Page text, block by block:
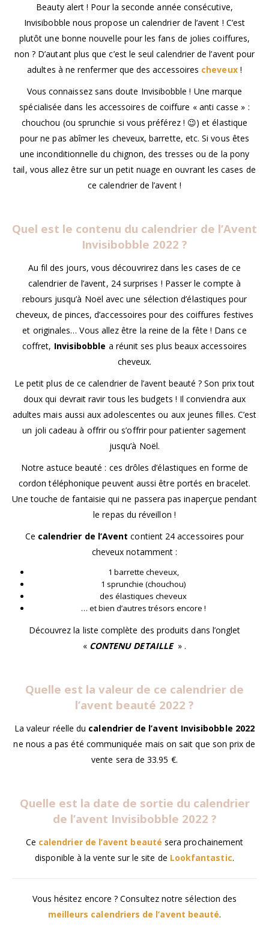
Beauty alert ! Pour la seconde année consécutive,
Invisibobble nous propose un calendrier de l’avent ! C’est
plutôt une bonne nouvelle pour les fans de jolies coiffures,
non ? D’autant plus que c’est le seul calendrier de l’avent pour
adultes à ne renfermer que des accessoires cheveux!
Vous connaissez sans doute Invisibobble ! Une marque
spécialisée dans les accessoires de coiffure « anti casse » :
chouchou (ou sprunchie si vous préférez ! 😉) et élastique
pour ne pas abîmer les cheveux, barrette, etc. Si vous êtes
une inconditionnelle du chignon, des tresses ou de la pony
tail, vous allez être sur un petit nuage en ouvrant les cases de
ce calendrier de l’avent !
Quel est le contenu du calendrier de l’Avent
Invisibobble 2022 ?
Au fil des jours, vous découvrirez dans les cases de ce
calendrier de l’avent, 24 surprises ! Passer le compte à
rebours jusqu’à Noël avec une sélection d’élastiques pour
cheveux, de pinces, d’accessoires pour des coiffures festives
et originales… Vous allez être la reine de la fête ! Dans ce
coffret, Invisibobble a réunit ses plus beaux accessoires
cheveux.
Le petit plus de ce calendrier de l’avent beauté ? Son prix tout
doux qui devrait ravir tous les budgets ! Il conviendra aux
adultes mais aussi aux adolescentes ou aux jeunes filles. C’est
un joli cadeau à offrir ou s’offrir pour patienter sagement
jusqu’à Noël.
Notre astuce beauté : ces drôles d’élastiques en forme de
cordon téléphonique peuvent aussi être portés en bracelet.
Une touche de fantaisie qui ne passera pas inaperçue pendant
le repas du réveillon !
Ce calendrier de l’Aventcontient 24 accessoires pour
cheveux notamment :
1 barrette cheveux,
1 sprunchie (chouchou)
des élastiques cheveux
… et bien d’autres trésors encore !
Découvrez la liste complète des produits dans l’onglet
« CONTENU DETAILLE » .
Quelle est la valeur de ce calendrier de
l’avent beauté 2022 ?
La valeur réelle du calendrier de l’avent Invisibobble 2022
ne nous a pas été communiquée mais on sait que son prix de
vente sera de 33.95 €.
Quelle est la date de sortie du calendrier
de l’avent Invisibobble 2022 ?
Ce calendrier de l’avent beauté sera prochainement
disponible à la vente sur le site de Lookfantastic.
Vous hésitez encore ? Consultez notre sélection des
meilleurs calendriers de l’avent beauté.